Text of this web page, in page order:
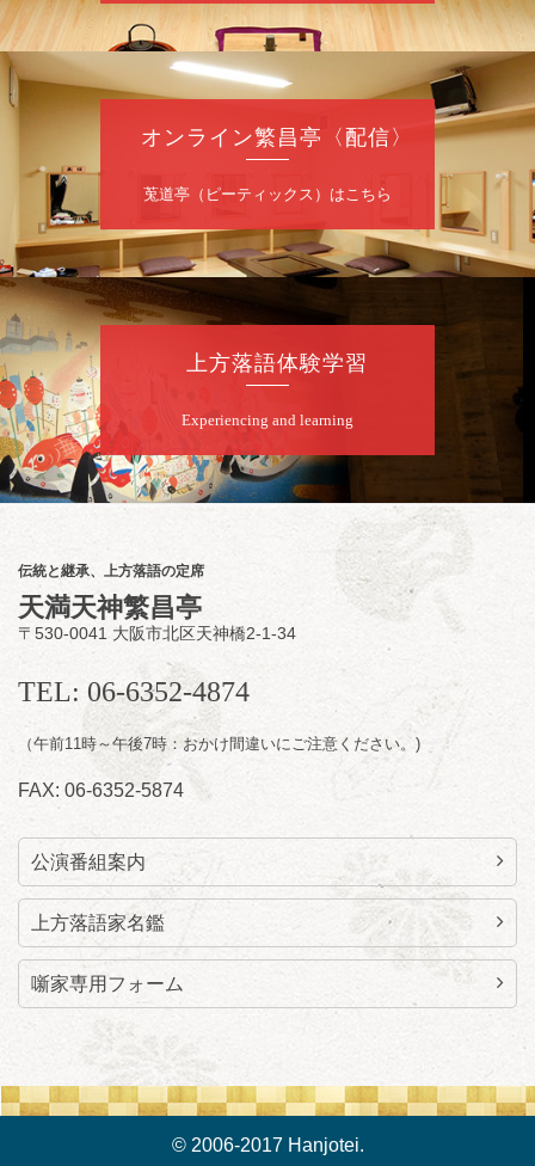
8月7日（金）
噺家が落語と芝居をしてみる会
桂米之助／桂団治郎／桂弥太郎／桂米舞／是
開演：午後6時30分（6時開場）全席指定
お問合せ：米朝事務所 06-6365-8281（平日
10時～18時）
★菟道亭配信あり
入はこちらをクリック
8月8日（土）
第2回 智之介・力造 二人会
笑福亭智之介「昭和任侠伝」「天王寺詣り」
／桂力造「桃太郎」「本膳」／桂二豆「開口
開演：午前10時（9時30分 開場
）
前売2,000円 当日 2,500円
お問合せ：智之介・力造 二人会事務局 090-
7762-6268
オンライン繁昌亭〈配信〉
莵道亭（ピーティックス）はこちら
上方落語体験学習
Experiencing and learning
伝統と継承、上方落語の定席
天満天神繁昌亭
〒530-0041 大阪市北区天神橋2-1-34
TEL: 06-6352-4874
（午前11時～午後7時：おかけ間違いにご注意ください。)
FAX: 06-6352-5874
公演番組案内
上方落語家名鑑
噺家専用フォーム
© 2006-2017 Hanjotei.